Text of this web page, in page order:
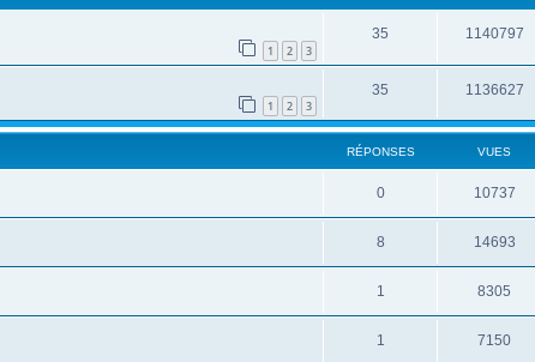
1 2 3
35 1140797
1 2 3
35 1136627
RÉPONSES VUES
0 10737
8 14693
1 8305
1 7150